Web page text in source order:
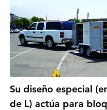
Su diseño especial
de L) actúa para